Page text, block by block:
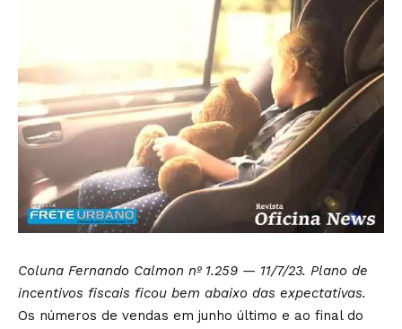
Coluna Fernando Calmon nº 1.259 — 11/7/23. Plano de
incentivos fiscais ficou bem abaixo das expectativas.
Os números de vendas em junho último e ao final do